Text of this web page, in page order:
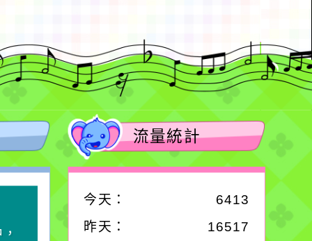
作者：網路小語
一杯清水因滴入一滴污
流量統計
今天： 6413
昨天： 16517